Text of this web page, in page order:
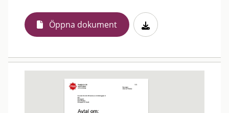
Öppna dokument